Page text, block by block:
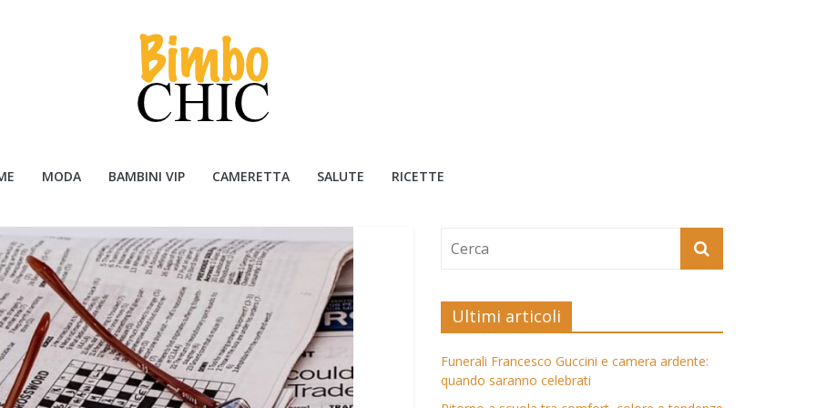
MODA BAMBINI VIP CAMERETTA SALUTE RICETTE
Ultimi articoli
Funerali Francesco Guccini e camera ardente:
quando saranno celebrati